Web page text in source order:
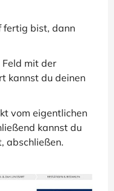
fertig bist, dann
mit der
kannst du deinen
vom eigentlichen
kannst du
abschließen.